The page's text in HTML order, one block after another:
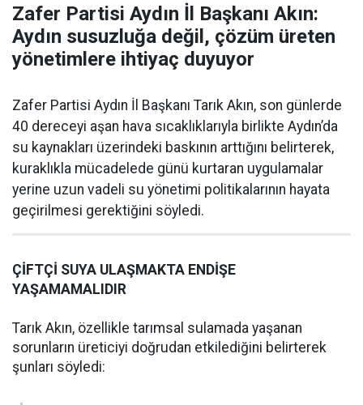
Zafer Partisi Aydın İl Başkanı Akın:
Aydın susuzluğa değil, çözüm üreten
yönetimlere ihtiyaç duyuyor
Zafer Partisi Aydın İl Başkanı Tarık Akın, son günlerde
40 dereceyi aşan hava sıcaklıklarıyla birlikte Aydın’da
su kaynakları üzerindeki baskının arttığını belirterek,
kuraklıkla mücadelede günü kurtaran uygulamalar
yerine uzun vadeli su yönetimi politikalarının hayata
geçirilmesi gerektiğini söyledi.
ÇİFTÇİ SUYA ULAŞMAKTA ENDİŞE
YAŞAMAMALIDIR
Tarık Akın, özellikle tarımsal sulamada yaşanan
sorunların üreticiyi doğrudan etkilediğini belirterek
şunları söyledi: